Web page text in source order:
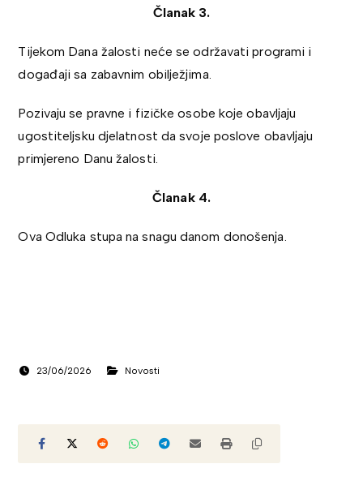
Članak 3.
Tijekom Dana žalosti neće se održavati programi i
događaji sa zabavnim obilježjima.
Pozivaju se pravne i fizičke osobe koje obavljaju
ugostiteljsku djelatnost da svoje poslove obavljaju
primjereno Danu žalosti.
Članak 4.
Ova Odluka stupa na snagu danom donošenja.
23/06/2026 Novosti